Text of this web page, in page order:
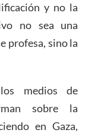
y no la
no sea una
profesa, sino la
medios de
sobre la
en Gaza,